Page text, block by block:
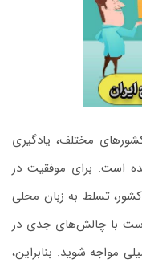
مختلف، یادگیری
است. برای موفقیت در
کشور، تسلط به زبان محلی
با چالش‌های جدی در
مواجه شوید. بنابراین،